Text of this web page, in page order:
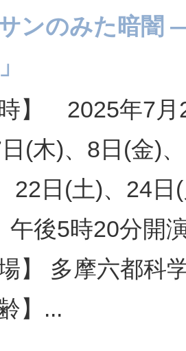
ンのみた暗闇
2025年7月
(木)、8日(金)
22日(土)、24日
午後5時20分開
多摩六都科
】...